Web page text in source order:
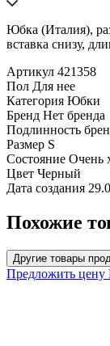
Юбка (Италия),
вставка снизу,
Артикул 421358
Пол Для нее
Категория Юбки
Бренд Нет бренда
Подлинность
Размер S
Состояние Очень
Цвет Черный
Дата создания
Похожие
Другие товары
Предложить цену